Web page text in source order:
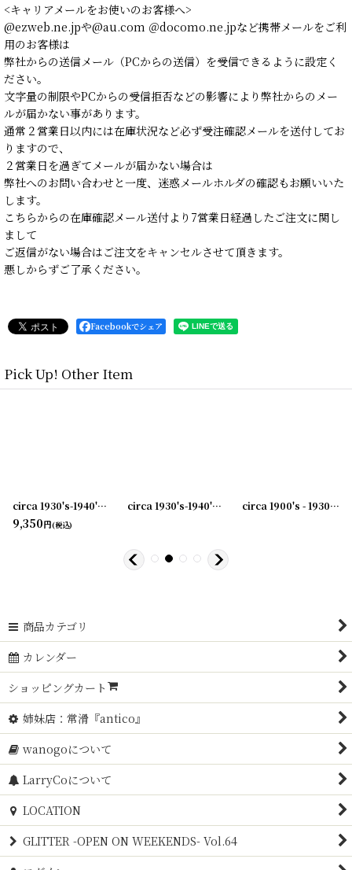
<キャリアメールをお使いのお客様へ>
@ezweb.ne.jpや@au.com ＠docomo.ne.jpなど携帯メールをご利
用のお客様は
弊社からの送信メール（PCからの送信）を受信できるように設定く
ださい。
文字量の制限やPCからの受信拒否などの影響により弊社からのメー
ルが届かない事があります。
通常２営業日以内には在庫状況など必ず受注確認メールを送付してお
りますので、
２営業日を過ぎてメールが届かない場合は
弊社へのお問い合わせと一度、迷惑メールホルダの確認もお願いいた
します。
こちらからの在庫確認メール送付より7営業日経過したご注文に関し
まして
ご返信がない場合はご注文をキャンセルさせて頂きます。
悪しからずご了承ください。
Facebookでシェア
Pick Up! Other Item
05] [20240603-06]
circa 1930's-1940's Advertising Bill Hook ROSE CITY... アドバタイジング フック 伝票ホルダー
9,350円(税込)
circa 1930's-1940's Advertising Bill Hook A.B.BLOMQUIST &CO... アドバタイジング フック 伝票ホルダー circa 1900's - 1930's Advertising Clip CANVAS PRODUCTS CO...アドバタイジング クリップ
商品カテゴリ
カレンダー
ショッピングカート
姉妹店：常滑『antico』
wanogoについて
LarryCoについて
LOCATION
GLITTER -OPEN ON WEEKENDS- Vol.64